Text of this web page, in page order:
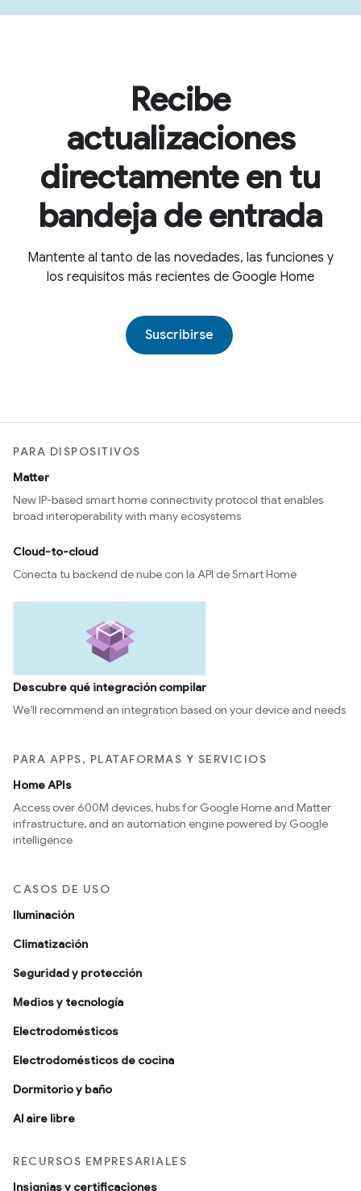
Recibe
actualizaciones
directamente en tu
bandeja de entrada
Mantente al tanto de las novedades, las funciones y
los requisitos más recientes de Google Home
Suscribirse
PARA DISPOSITIVOS
Matter
New IP-based smart home connectivity protocol that enables
broad interoperability with many ecosystems
Cloud-to-cloud
Conecta tu backend de nube con la API de Smart Home
Descubre qué integración compilar
We’ll recommend an integration based on your device and needs
PARA APPS, PLATAFORMAS Y SERVICIOS
Home APIs
Access over 600M devices, hubs for Google Home and Matter
infrastructure, and an automation engine powered by Google
intelligence
CASOS DE USO
Iluminación
Climatización
Seguridad y protección
Medios y tecnología
Electrodomésticos
Electrodomésticos de cocina
Dormitorio y baño
Al aire libre
RECURSOS EMPRESARIALES
Insignias y certificaciones